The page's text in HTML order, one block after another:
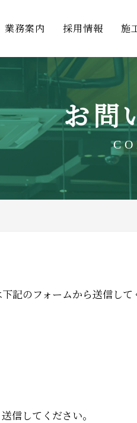
業務案内 採用情報 施
お問
記のフォームから送信して
信してください。